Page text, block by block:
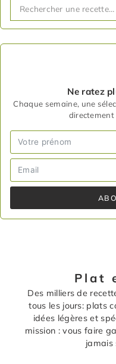
Ne ratez
Chaque semaine, une
directement
Plat
Des milliers de
tous les jours: plats
idées légères et
mission : vous faire
jamais